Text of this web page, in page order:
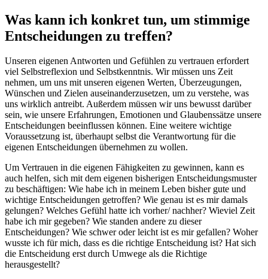
Was kann ich konkret tun, um stimmige
Entscheidungen zu treffen?
Unseren eigenen Antworten und Gefühlen zu vertrauen erfordert
viel Selbstreflexion und Selbstkenntnis. Wir müssen uns Zeit
nehmen, um uns mit unseren eigenen Werten, Überzeugungen,
Wünschen und Zielen auseinanderzusetzen, um zu verstehe, was
uns wirklich antreibt. Außerdem müssen wir uns bewusst darüber
sein, wie unsere Erfahrungen, Emotionen und Glaubenssätze unsere
Entscheidungen beeinflussen können. Eine weitere wichtige
Voraussetzung ist, überhaupt selbst die Verantwortung für die
eigenen Entscheidungen übernehmen zu wollen.
Um Vertrauen in die eigenen Fähigkeiten zu gewinnen, kann es
auch helfen, sich mit dem eigenen bisherigen Entscheidungsmuster
zu beschäftigen: Wie habe ich in meinem Leben bisher gute und
wichtige Entscheidungen getroffen? Wie genau ist es mir damals
gelungen? Welches Gefühl hatte ich vorher/ nachher? Wieviel Zeit
habe ich mir gegeben? Wie standen andere zu dieser
Entscheidungen? Wie schwer oder leicht ist es mir gefallen? Woher
wusste ich für mich, dass es die richtige Entscheidung ist? Hat sich
die Entscheidung erst durch Umwege als die Richtige
herausgestellt?